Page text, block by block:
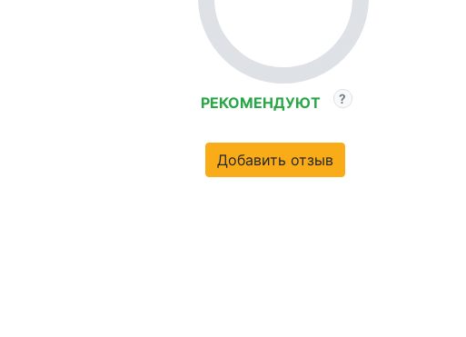
РЕКОМЕНДУЮТ
Добавить отзыв